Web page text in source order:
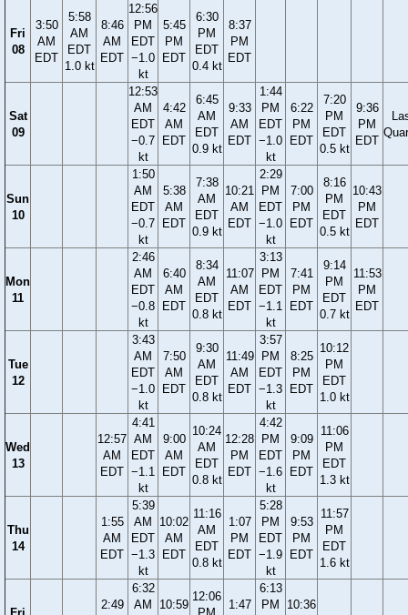
Fri
08
3:50
AM
EDT
5:58
AM
EDT
1.0 kt
8:46
AM
EDT
12:56
PM
EDT
−1.0
kt
5:45
PM
EDT
6:30
PM
EDT
0.4 kt
8:37
PM
EDT
Sat
09
12:53
AM
EDT
−0.7
kt
4:42
AM
EDT
6:45
AM
EDT
0.9 kt
9:33
AM
EDT
1:44
PM
EDT
−1.0
kt
6:22
PM
EDT
7:20
PM
EDT
0.5 kt
9:36
PM
EDT
Sun
10
1:50
AM
EDT
−0.7
kt
5:38
AM
EDT
7:38
AM
EDT
0.9 kt
10:21
AM
EDT
2:29
PM
EDT
−1.0
kt
7:00
PM
EDT
8:16
PM
EDT
0.5 kt
10:43
PM
EDT
Mon
11
2:46
AM
EDT
−0.8
kt
6:40
AM
EDT
8:34
AM
EDT
0.8 kt
11:07
AM
EDT
3:13
PM
EDT
−1.1
kt
7:41
PM
EDT
9:14
PM
EDT
0.7 kt
11:53
PM
EDT
Tue
12
3:43
AM
EDT
−1.0
kt
7:50
AM
EDT
9:30
AM
EDT
0.8 kt
11:49
AM
EDT
3:57
PM
EDT
−1.3
kt
8:25
PM
EDT
10:12
PM
EDT
1.0 kt
Wed
13
12:57
AM
EDT
4:41
AM
EDT
−1.1
kt
9:00
AM
EDT
10:24
AM
EDT
0.8 kt
12:28
PM
EDT
4:42
PM
EDT
−1.6
kt
9:09
PM
EDT
11:06
PM
EDT
1.3 kt
Thu
14
1:55
AM
EDT
5:39
AM
EDT
−1.3
kt
10:02
AM
EDT
11:16
AM
EDT
0.8 kt
1:07
PM
EDT
5:28
PM
EDT
−1.9
kt
9:53
PM
EDT
11:57
PM
EDT
1.6 kt
2:49
6:32
AM
10:59
12:06
1:47
6:13
PM
10:36